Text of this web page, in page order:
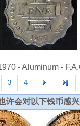
- Aluminum -
3 4
许会对以下钱币感